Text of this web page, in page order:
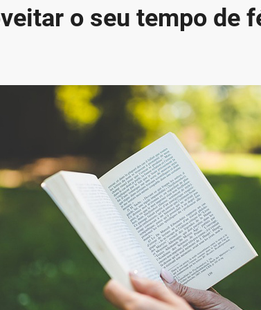
o seu tempo de